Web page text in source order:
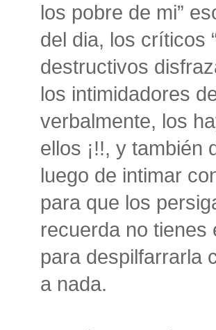
los pobre de mi”
del dia, los críticos
destructivos
los intimidadores
verbalmente, los
ellos ¡!!, y también
luego de intimar
para que los
recuerda no
para despilfarrarla
a nada.